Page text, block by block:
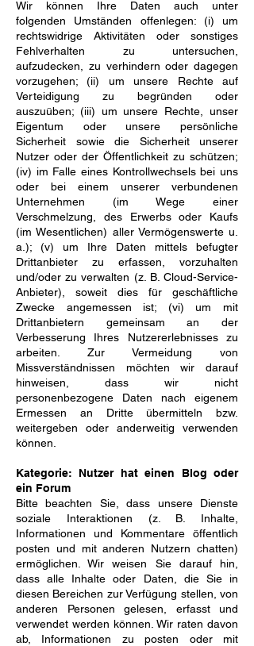
Wir können Ihre Daten auch unter
folgenden Umständen offenlegen: (i) um
rechtswidrige Aktivitäten oder sonstiges
Fehlverhalten zu untersuchen,
aufzudecken, zu verhindern oder dagegen
vorzugehen; (ii) um unsere Rechte auf
Verteidigung zu begründen oder
auszuüben; (iii) um unsere Rechte, unser
Eigentum oder unsere persönliche
Sicherheit sowie die Sicherheit unserer
Nutzer oder der Öffentlichkeit zu schützen;
(iv) im Falle eines Kontrollwechsels bei uns
oder bei einem unserer verbundenen
Unternehmen (im Wege einer
Verschmelzung, des Erwerbs oder Kaufs
(im Wesentlichen) aller Vermögenswerte u.
a.); (v) um Ihre Daten mittels befugter
Drittanbieter zu erfassen, vorzuhalten
und/oder zu verwalten (z. B. Cloud-Service-
Anbieter), soweit dies für geschäftliche
Zwecke angemessen ist; (vi) um mit
Drittanbietern gemeinsam an der
Verbesserung Ihres Nutzererlebnisses zu
arbeiten. Zur Vermeidung von
Missverständnissen möchten wir darauf
hinweisen, dass wir nicht
personenbezogene Daten nach eigenem
Ermessen an Dritte übermitteln bzw.
weitergeben oder anderweitig verwenden
können.
Kategorie: Nutzer hat einen Blog oder
ein Forum
Bitte beachten Sie, dass unsere Dienste
soziale Interaktionen (z. B. Inhalte,
Informationen und Kommentare öffentlich
posten und mit anderen Nutzern chatten)
ermöglichen. Wir weisen Sie darauf hin,
dass alle Inhalte oder Daten, die Sie in
diesen Bereichen zur Verfügung stellen, von
anderen Personen gelesen, erfasst und
verwendet werden können. Wir raten davon
ab, Informationen zu posten oder mit